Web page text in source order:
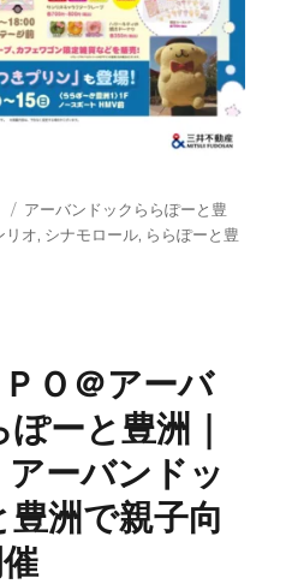
タ
グ
アーバンドックららぽーと豊
リオ, シナモロール, ららぽーと豊
Ｏ＠アーバ
ーと豊洲｜
アーバンドッ
洲で親子向